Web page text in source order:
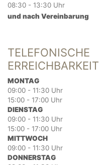
08:30 - 13:30 Uhr
und nach Vereinbarung
TELEFONISCHE
ERREICHBARKEIT
MONTAG
09:00 - 11:30 Uhr
15:00 - 17:00 Uhr
DIENSTAG
09:00 - 11:30 Uhr
15:00 - 17:00 Uhr
MITTWOCH
09:00 - 11:30 Uhr
DONNERSTAG